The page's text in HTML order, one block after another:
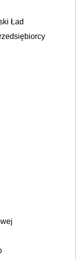
Ład